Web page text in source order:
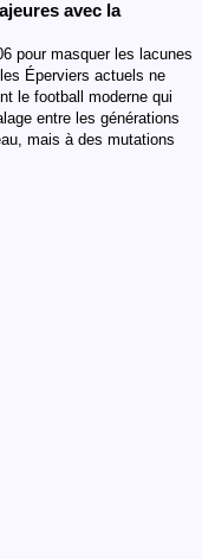
avec la
pour masquer les lacunes
Éperviers actuels ne
le football moderne qui
entre les générations
mais à des mutations